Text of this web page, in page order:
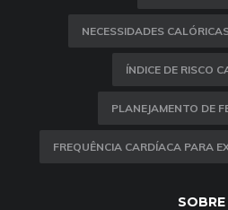
NECESSIDADES
ÍNDICE DE RISCO
PLANEJAMENTO DE
FREQUÊNCIA CARDÍACA PARA
SOBRE